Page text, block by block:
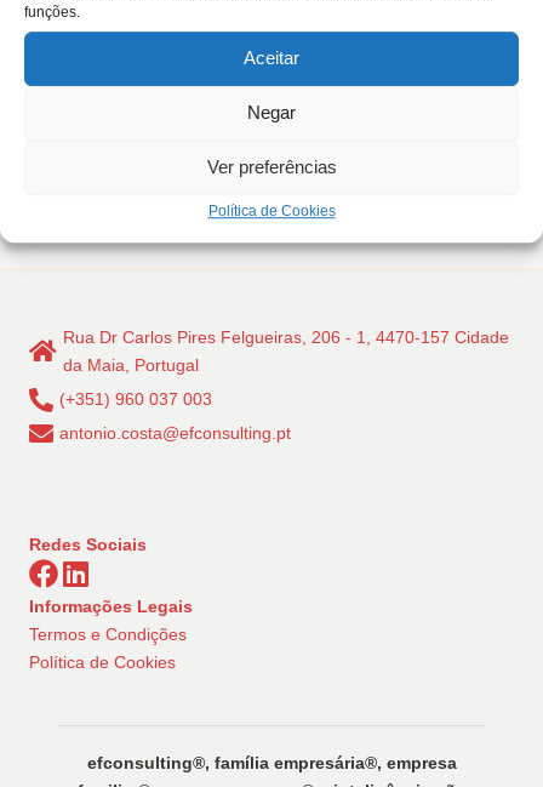
funções.
Aceitar
Negar
Ver preferências
Política de Cookies
Rua Dr Carlos Pires Felgueiras, 206 - 1, 4470-157 Cidade
da Maia, Portugal
(+351) 960 037 003
antonio.costa@efconsulting.pt
Redes Sociais
Informações Legais
Termos e Condições
Política de Cookies
efconsulting®️, família empresária®️, empresa